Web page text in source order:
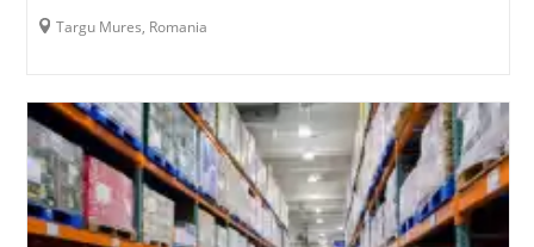
Targu Mures, Romania